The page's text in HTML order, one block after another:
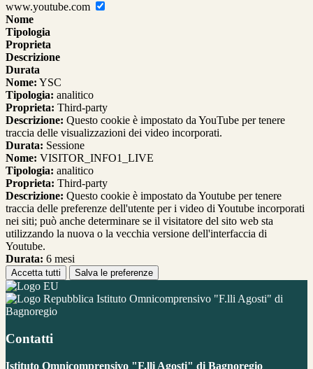
www.youtube.com
Nome
Tipologia
Proprieta
Descrizione
Durata
Nome: YSC
Tipologia: analitico
Proprieta: Third-party
Descrizione: Questo cookie è impostato da YouTube per tenere
traccia delle visualizzazioni dei video incorporati.
Durata: Sessione
Nome: VISITOR_INFO1_LIVE
Tipologia: analitico
Proprieta: Third-party
Descrizione: Questo cookie è impostato da Youtube per tenere
traccia delle preferenze dell'utente per i video di Youtube incorporati
nei siti; può anche determinare se il visitatore del sito web sta
utilizzando la nuova o la vecchia versione dell'interfaccia di
Youtube.
Durata: 6 mesi
Accetta tutti Salva le preferenze
Istituto Omnicomprensivo "F.lli Agosti" di
Bagnoregio
Contatti
Istituto Omnicomprensivo "F.lli Agosti" di Bagnoregio